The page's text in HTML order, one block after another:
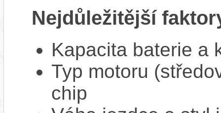
Nejdůležitější
Kapacita baterie a
Typ motoru
chip